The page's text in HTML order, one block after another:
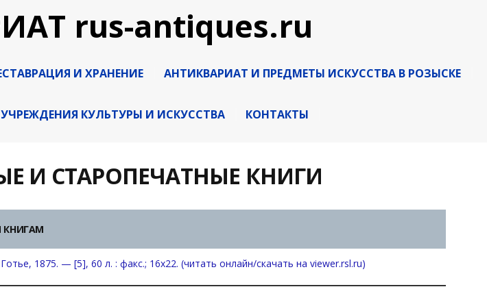
И ХРАНЕНИЕ АНТИКВАРИАТ И ПРЕДМЕТЫ ИСКУССТВА В РОЗЫСКЕ
УЧРЕЖДЕНИЯ КУЛЬТУРЫ И ИСКУССТВА КОНТАКТЫ
И СТАРОПЕЧАТНЫЕ КНИГИ
КНИГАМ
1875. — [5], 60 л. : факс.; 16х22. (читать онлайн/скачать на viewer.rsl.ru)